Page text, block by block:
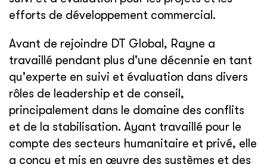
efforts de développement commercial.
Avant de rejoindre DT Global, Rayne a
travaillé pendant plus d'une décennie en tant
qu'experte en suivi et évaluation dans divers
rôles de leadership et de conseil,
principalement dans le domaine des conflits
et de la stabilisation. Ayant travaillé pour le
compte des secteurs humanitaire et privé, elle
a conçu et mis en œuvre des systèmes et des